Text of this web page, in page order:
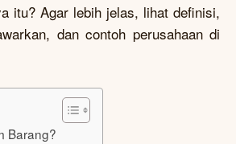
itu? Agar lebih jelas, lihat definisi,
dan contoh perusahaan di
Barang?